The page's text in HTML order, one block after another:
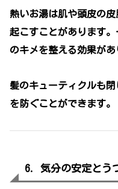
熱いお湯は肌や頭皮の
起こすことがあります
のキメを整える効果があ
髪のキューティクルも
を防ぐことができます。
6. 気分の安定とう